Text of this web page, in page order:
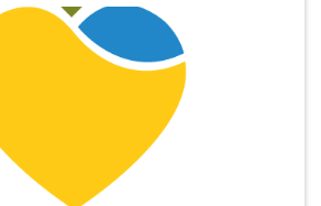
prowadzenia polityki rozwoju.
realizowanie efektywnej polityki
sytuacji społecznej mieszkańców
o wypełnienie poniższej ankiety, która
dokumentu strategicznego i będzie
problemów społecznych
gminy, a także możliwości
służących rozwojowi społecznemu.
forms.gle/sLh4y63twDSR8JPKA .